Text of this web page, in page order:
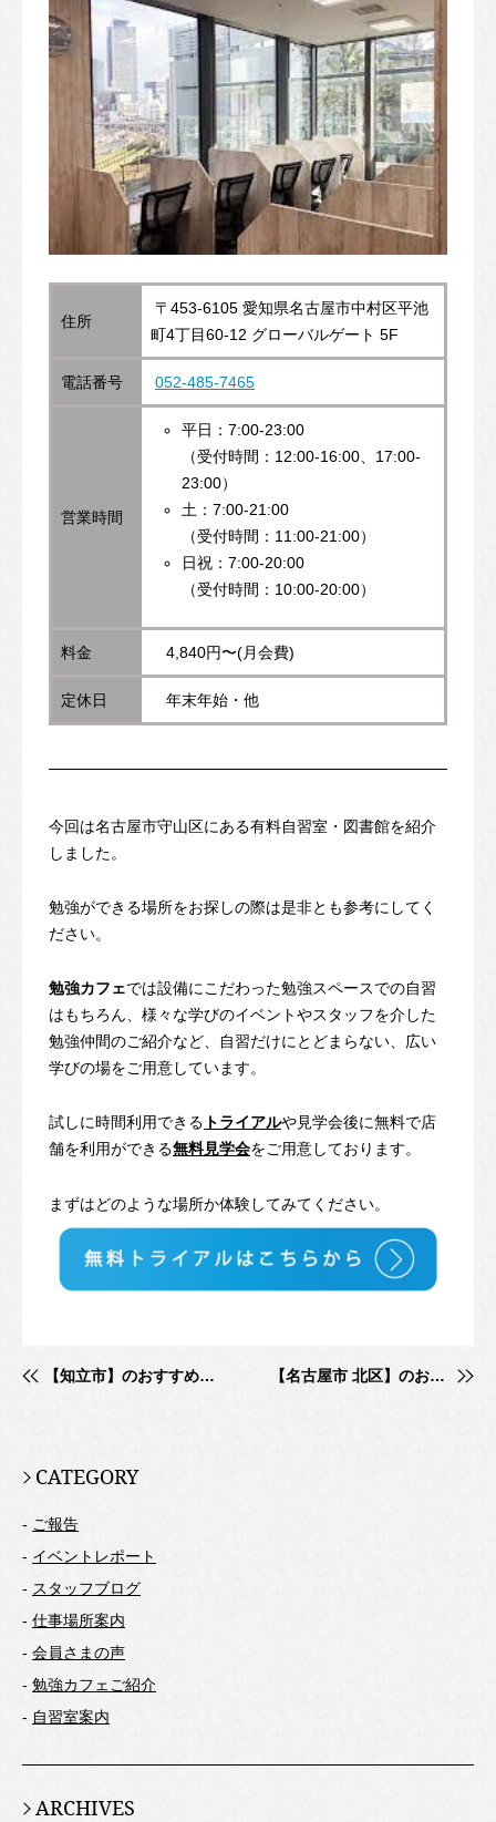
住所
〒453-6105 愛知県名古屋市中村区平池
町4丁目60-12 グローバルゲート 5F
電話番号 052-485-7465
営業時間
平日：7:00-23:00
（受付時間：12:00-16:00、17:00-
23:00）
土：7:00-21:00
（受付時間：11:00-21:00）
日祝：7:00-20:00
（受付時間：10:00-20:00）
料金 4,840円〜(月会費)
定休日 年末年始・他
今回は名古屋市守山区にある有料自習室・図書館を紹介
しました。
勉強ができる場所をお探しの際は是非とも参考にしてく
ださい。
勉強カフェでは設備にこだわった勉強スペースでの自習
はもちろん、様々な学びのイベントやスタッフを介した
勉強仲間のご紹介など、自習だけにとどまらない、広い
学びの場をご用意しています。
試しに時間利用できる トライアルや見学会後に無料で店
舗を利用ができる無料見学会をご用意しております。
まずはどのような場所か体験してみてください。
【知立市】のおすすめ自習室・図書館！ 【名古屋市 北区】のおすすめ自習室・図書館！
CATEGORY
- ご報告
- イベントレポート
- スタッフブログ
- 仕事場所案内
- 会員さまの声
- 勉強カフェご紹介
- 自習室案内
ARCHIVES